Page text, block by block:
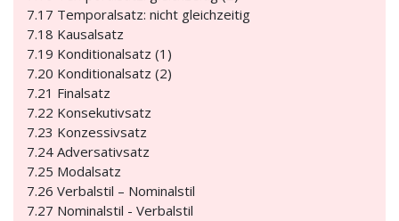
7.17 Temporalsatz: nicht gleichzeitig
7.18 Kausalsatz
7.19 Konditionalsatz (1)
7.20 Konditionalsatz (2)
7.21 Finalsatz
7.22 Konsekutivsatz
7.23 Konzessivsatz
7.24 Adversativsatz
7.25 Modalsatz
7.26 Verbalstil – Nominalstil
7.27 Nominalstil - Verbalstil